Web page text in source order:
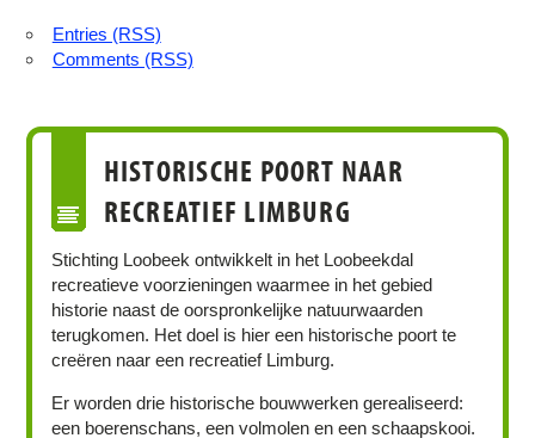
Entries (RSS)
Comments (RSS)
HISTORISCHE POORT NAAR
RECREATIEF LIMBURG
Stichting Loobeek ontwikkelt in het Loobeekdal
recreatieve voorzieningen waarmee in het gebied
historie naast de oorspronkelijke natuurwaarden
terugkomen. Het doel is hier een historische poort te
creëren naar een recreatief Limburg.
Er worden drie historische bouwwerken gerealiseerd:
een boerenschans, een volmolen en een schaapskooi.